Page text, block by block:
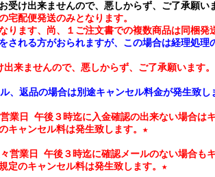
配便発送のみとなります。
れる方がおられますが、この場合は経理処理
来ませんので、悪しからず、ご了承願います
、返品の場合は別途キャンセル料金が発生致し
業日 午後３時迄に入金確認の出来ない場合は
発生致します。★
営業日 午後３時迄に確認メールのない場合も
この場合も規定のキャンセル料は発生致します。★